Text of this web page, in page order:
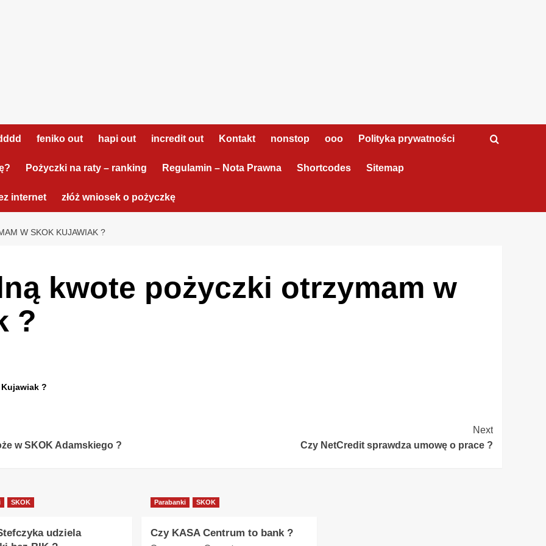
feniko out hapi out incredit out Kontakt nonstop ooo Polityka prywatności
Pożyczki na raty – ranking Regulamin – Nota Prawna Shortcodes Sitemap
internet złóż wniosek o pożyczkę
W SKOK KUJAWIAK ?
kwote pożyczki otrzymam w
?
?
w SKOK Adamskiego ?
Next
Czy NetCredit sprawdza umowę o prace ?
SKOK
udziela
Parabanki SKOK
Czy KASA Centrum to bank ?